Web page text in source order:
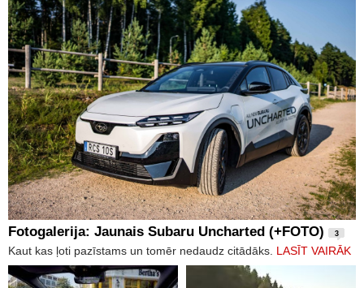
Fotogalerija: Jaunais Subaru Uncharted (+FOTO) 3
Kaut kas ļoti pazīstams un tomēr nedaudz citādāks. LASĪT VAIRĀK